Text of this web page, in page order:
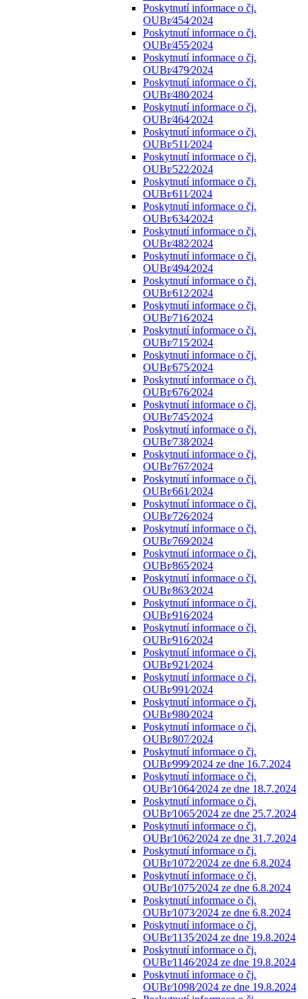
Poskytnutí informace o čj.
OUBr⁄454⁄2024
Poskytnutí informace o čj.
OUBr⁄455⁄2024
Poskytnutí informace o čj.
OUBr⁄479⁄2024
Poskytnutí informace o čj.
OUBr⁄480⁄2024
Poskytnutí informace o čj.
OUBr⁄464⁄2024
Poskytnutí informace o čj.
OUBr⁄511⁄2024
Poskytnutí informace o čj.
OUBr⁄522⁄2024
Poskytnutí informace o čj.
OUBr⁄611⁄2024
Poskytnutí informace o čj.
OUBr⁄634⁄2024
Poskytnutí informace o čj.
OUBr⁄482⁄2024
Poskytnutí informace o čj.
OUBr⁄494⁄2024
Poskytnutí informace o čj.
OUBr⁄612⁄2024
Poskytnutí informace o čj.
OUBr⁄716⁄2024
Poskytnutí informace o čj.
OUBr⁄715⁄2024
Poskytnutí informace o čj.
OUBr⁄675⁄2024
Poskytnutí informace o čj.
OUBr⁄676⁄2024
Poskytnutí informace o čj.
OUBr⁄745⁄2024
Poskytnutí informace o čj.
OUBr⁄738⁄2024
Poskytnutí informace o čj.
OUBr⁄767⁄2024
Poskytnutí informace o čj.
OUBr⁄661⁄2024
Poskytnutí informace o čj.
OUBr⁄726⁄2024
Poskytnutí informace o čj.
OUBr⁄769⁄2024
Poskytnutí informace o čj.
OUBr⁄865⁄2024
Poskytnutí informace o čj.
OUBr⁄863⁄2024
Poskytnutí informace o čj.
OUBr⁄916⁄2024
Poskytnutí informace o čj.
OUBr⁄916⁄2024
Poskytnutí informace o čj.
OUBr⁄921⁄2024
Poskytnutí informace o čj.
OUBr⁄991⁄2024
Poskytnutí informace o čj.
OUBr⁄980⁄2024
Poskytnutí informace o čj.
OUBr⁄807⁄2024
Poskytnutí informace o čj.
OUBr⁄999⁄2024 ze dne 16.7.2024
Poskytnutí informace o čj.
OUBr⁄1064⁄2024 ze dne 18.7.2024
Poskytnutí informace o čj.
OUBr⁄1065⁄2024 ze dne 25.7.2024
Poskytnutí informace o čj.
OUBr⁄1062⁄2024 ze dne 31.7.2024
Poskytnutí informace o čj.
OUBr⁄1072⁄2024 ze dne 6.8.2024
Poskytnutí informace o čj.
OUBr⁄1075⁄2024 ze dne 6.8.2024
Poskytnutí informace o čj.
OUBr⁄1073⁄2024 ze dne 6.8.2024
Poskytnutí informace o čj.
OUBr⁄1135⁄2024 ze dne 19.8.2024
Poskytnutí informace o čj.
OUBr⁄1146⁄2024 ze dne 19.8.2024
Poskytnutí informace o čj.
OUBr⁄1098⁄2024 ze dne 19.8.2024